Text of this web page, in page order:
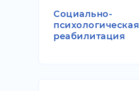
Социально-
психологическая
реабилитация